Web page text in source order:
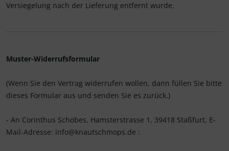
Versiegelung nach der Lieferung entfernt wurde.
Muster-Widerrufsformular
(Wenn Sie den Vertrag widerrufen wollen, dann füllen Sie bitte
dieses Formular aus und senden Sie es zurück.)
- An Corinthus Schobes, Hamsterstrasse 1, 39418 Staßfurt, E-
Mail-Adresse: info@knautschmops.de :